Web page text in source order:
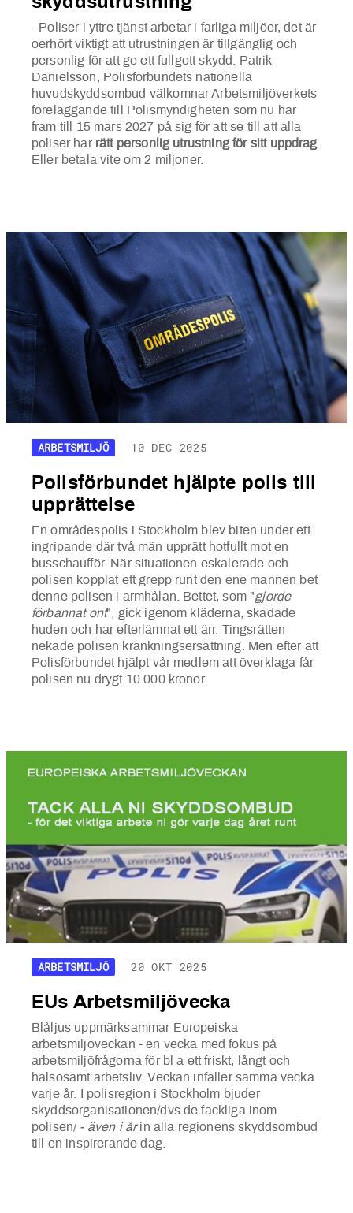
- Poliser i yttre tjänst arbetar i farliga miljöer, det är
oerhört viktigt att utrustningen är tillgänglig och
personlig för att ge ett fullgott skydd. Patrik
Danielsson, Polisförbundets nationella
huvudskyddsombud välkomnar Arbetsmiljöverkets
föreläggande till Polismyndigheten som nu har
fram till 15 mars 2027 på sig för att se till att alla
poliser har rätt personlig utrustning för sitt uppdrag
Eller betala vite om 2 miljoner.
ARBETSMILJÖ 10 DEC 2025
Polisförbundet hjälpte polis till
upprättelse
En områdespolis i Stockholm blev biten under ett
ingripande där två män upprätt hotfullt mot en
busschaufför. När situationen eskalerade och
polisen kopplat ett grepp runt den ene mannen bet
denne polisen i armhålan. Bettet, som "gjorde
förbannat ont", gick igenom kläderna, skadade
huden och har efterlämnat ett ärr. Tingsrätten
nekade polisen kränkningsersättning. Men efter att
Polisförbundet hjälpt vår medlem att överklaga får
polisen nu drygt 10 000 kronor.
ARBETSMILJÖ 20 OKT 2025
EUs Arbetsmiljövecka
Blåljus uppmärksammar Europeiska
arbetsmiljöveckan - en vecka med fokus på
arbetsmiljöfrågorna för bl a ett friskt, långt och
hälsosamt arbetsliv. Veckan infaller samma vecka
varje år. I polisregion i Stockholm bjuder
skyddsorganisationen/dvs de fackliga inom
polisen/ - även i årin alla regionens skyddsombud
till en inspirerande dag.